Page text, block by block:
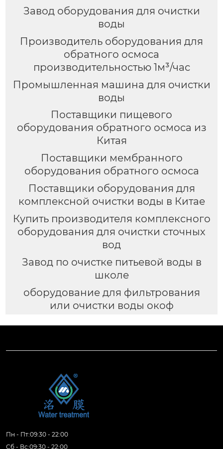
Завод оборудования для очистки
воды
Производитель оборудования для
обратного осмоса
производительностью 1м³/час
Промышленная машина для очистки
воды
Поставщики пищевого
оборудования обратного осмоса из
Китая
Поставщики мембранного
оборудования обратного осмоса
Поставщики оборудования для
комплексной очистки воды в Китае
Купить производителя комплексного
оборудования для очистки сточных
вод
Завод по очистке питьевой воды в
школе
оборудование для фильтрования
или очистки воды окоф
Пн - Пт:09:30 - 22:00
Сб - Вс:09:30 - 22:00